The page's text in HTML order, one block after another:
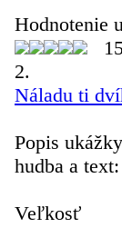
Hodnotenie
2.
Náladu ti
Popis ukážky
hudba a
Veľkosť